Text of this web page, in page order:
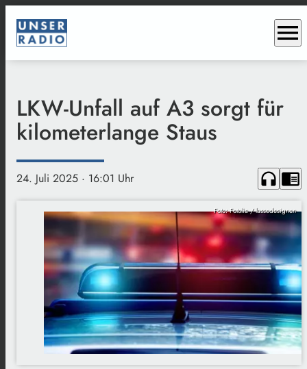
menu
LKW-Unfall auf A3 sorgt für
kilometerlange Staus
24. Juli 2025 · 16:01 Uhr headphones chrome_reader_mode
Foto: Fotolia / lassedesignen